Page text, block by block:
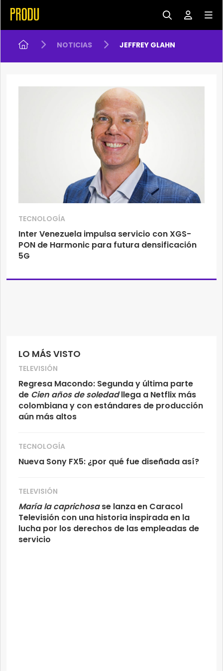
NOTICIAS JEFFREY GLAHN
LO MÁS VISTO
TELEVISIÓN
Regresa Macondo: Segunda y última parte
de Cien años de soledadllega a Netflix más
colombiana y con estándares de producción
aún más altos
TECNOLOGÍA
Nueva Sony FX5: ¿por qué fue diseñada así?
TELEVISIÓN
María la caprichosase lanza en Caracol
Televisión con una historia inspirada en la
lucha por los derechos de las empleadas de
servicio
TECNOLOGÍA
Inter Venezuela impulsa servicio con XGS-
PON de Harmonic para futura densificación
5G